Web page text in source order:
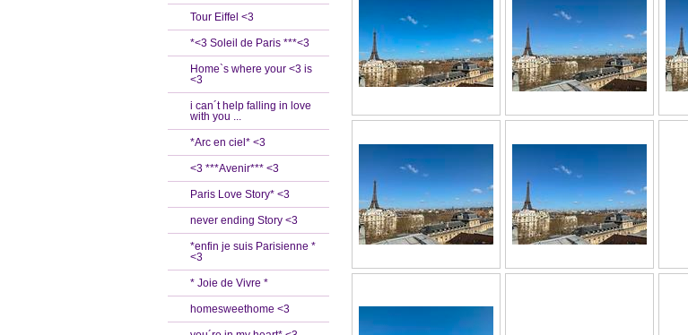
Tour Eiffel <3
*<3 Soleil de Paris ***<3
Home`s where your <3 is
<3
i can´t help falling in love
with you ...
*Arc en ciel* <3
<3 ***Avenir*** <3
Paris Love Story* <3
never ending Story <3
*enfin je suis Parisienne *
<3
* Joie de Vivre *
homesweethome <3